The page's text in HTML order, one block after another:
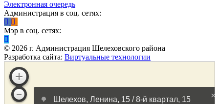
Электронная очередь
Администрация в соц. сетях:
Мэр в соц. сетях:
© 2026 г. Администрация Шелеховского района
Разработка сайта: Виртуальные технологии